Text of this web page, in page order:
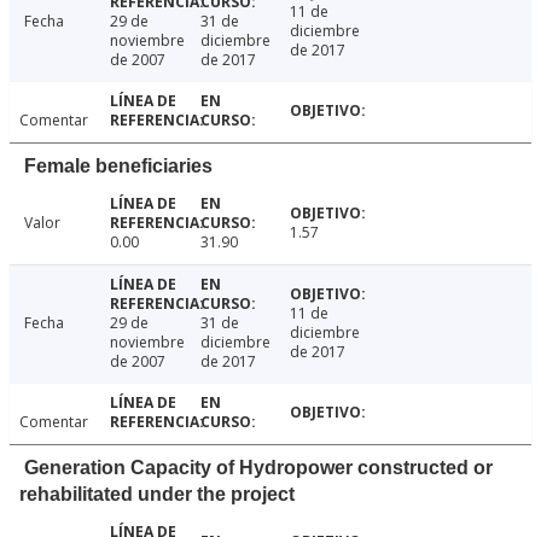
Fecha
29 de
noviembre
de 2007
31 de
diciembre
de 2017
11 de
diciembre
de 2017
Comentar
Female beneficiaries
Valor
0.00
31.90 1.57
Fecha
29 de
noviembre
de 2007
31 de
diciembre
de 2017
11 de
diciembre
de 2017
Comentar
Generation Capacity of Hydropower constructed or
rehabilitated under the project